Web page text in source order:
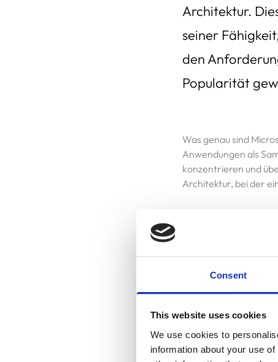
Consent
This website uses cookies
We use cookies to
information about your use
Architektur.
seiner
den
Popularität
Was genau sind
Anwendungen als
konzentrieren und
Architektur, bei der
Einer der
zuzuweisen und
unabhängig arbeitet,